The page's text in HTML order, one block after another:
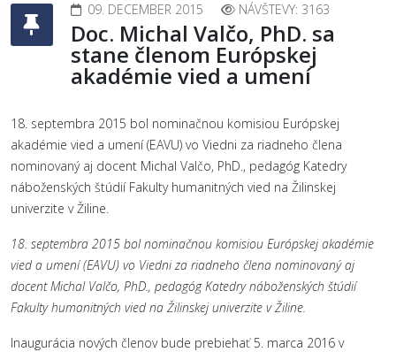
09. DECEMBER 2015 NÁVŠTEVY: 3163
Doc. Michal Valčo, PhD. sa
stane členom Európskej
akadémie vied a umení
18. septembra 2015 bol nominačnou komisiou Európskej
akadémie vied a umení (EAVU) vo Viedni za riadneho člena
nominovaný aj docent Michal Valčo, PhD., pedagóg Katedry
náboženských štúdií Fakulty humanitných vied na Žilinskej
univerzite v Žiline.
18. septembra 2015 bol nominačnou komisiou Európskej akadémie
vied a umení (EAVU) vo Viedni za riadneho člena nominovaný aj
docent Michal Valčo, PhD., pedagóg Katedry náboženských štúdií
Fakulty humanitných vied na Žilinskej univerzite v Žiline.
Inaugurácia nových členov bude prebiehať 5. marca 2016 v